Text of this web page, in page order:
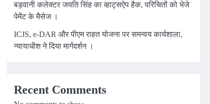
बड़वानी कलेक्टर जयति सिंह का व्हाट्सऐप हैक, परिचितों को भेजे
पेमेंट के मैसेज ।
ICJS, e-DAR और पीएम राहत योजना पर समन्वय कार्यशाला,
न्यायाधीश ने दिया मार्गदर्शन ।
Recent Comments